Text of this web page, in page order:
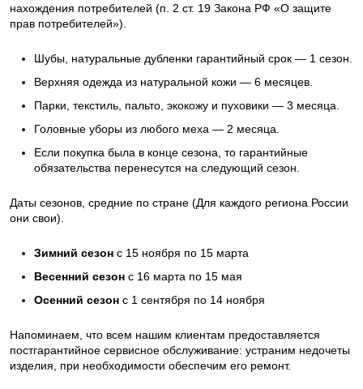
нахождения потребителей (п. 2 ст. 19 Закона РФ «О защите
прав потребителей»).
Шубы, натуральные дубленки гарантийный срок — 1 сезон.
Верхняя одежда из натуральной кожи — 6 месяцев.
Парки, текстиль, пальто, экокожу и пуховики — 3 месяца.
Головные уборы из любого меха — 2 месяца.
Если покупка была в конце сезона, то гарантийные
обязательства перенесутся на следующий сезон.
Даты сезонов, средние по стране (Для каждого региона России
они свои).
Зимний сезон с 15 ноября по 15 марта
Весенний сезон с 16 марта по 15 мая
Осенний сезон с 1 сентября по 14 ноября
Напоминаем, что всем нашим клиентам предоставляется
постгарантийное сервисное обслуживание: устраним недочеты
изделия, при необходимости обеспечим его ремонт.